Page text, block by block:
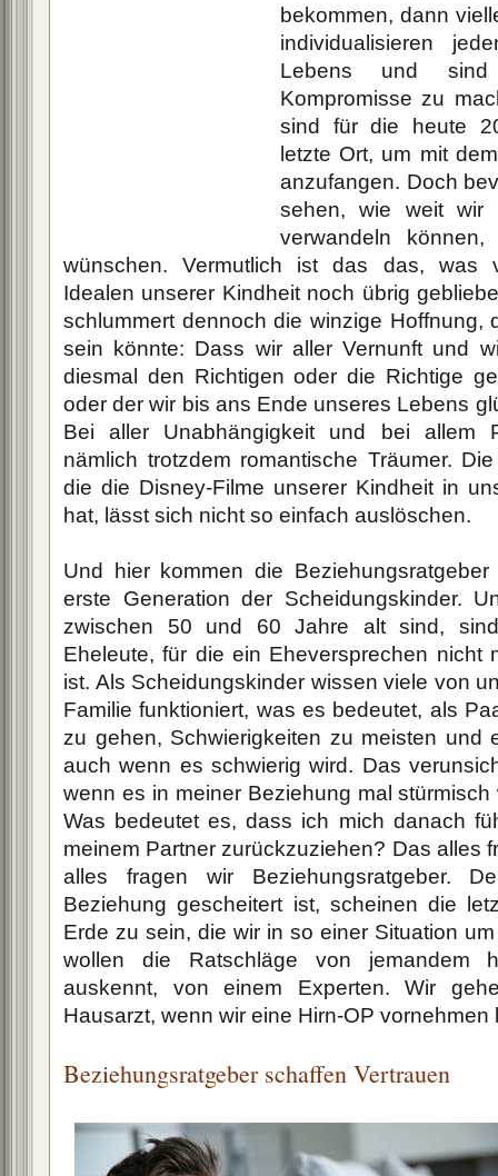
bekommen, dann
individualisieren
Lebens und
Kompromisse zu
sind für die heute
letzte Ort, um mit
anzufangen. Doch
sehen, wie weit wir
verwandeln
wünschen. Vermutlich ist das das, was
Idealen unserer Kindheit noch übrig
schlummert dennoch die winzige Hoffnung,
sein könnte: Dass wir aller Vernunft und
diesmal den Richtigen oder die Richtige
oder der wir bis ans Ende unseres Lebens
Bei aller Unabhängigkeit und bei allem
nämlich trotzdem romantische Träumer.
die die Disney-Filme unserer Kindheit in
hat, lässt sich nicht so einfach auslöschen.
Und hier kommen die
erste Generation der Scheidungskinder.
zwischen 50 und 60 Jahre alt sind,
Eheleute, für die ein Eheversprechen nicht
ist. Als Scheidungskinder wissen viele von
Familie funktioniert, was es bedeutet, als
zu gehen, Schwierigkeiten zu meisten und
auch wenn es schwierig wird. Das
wenn es in meiner Beziehung mal
Was bedeutet es, dass ich mich danach
meinem Partner zurückzuziehen? Das alles
alles fragen wir Beziehungsratgeber.
Beziehung gescheitert ist, scheinen die
Erde zu sein, die wir in so einer Situation
wollen die Ratschläge von jemandem
auskennt, von einem Experten. Wir
Hausarzt, wenn wir eine Hirn-OP vornehmen
Beziehungsratgeber schaffen Vertrauen